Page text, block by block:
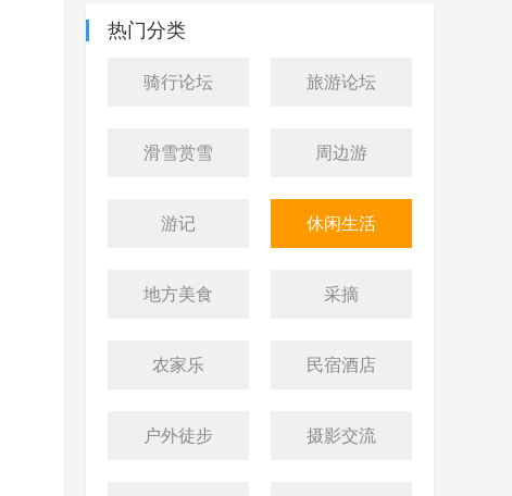
热门分类
骑行论坛 旅游论坛
滑雪赏雪 周边游
游记 休闲生活
地方美食 采摘
农家乐 民宿酒店
户外徒步 摄影交流